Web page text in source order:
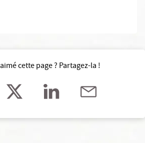
cette page ? Partagez-la !